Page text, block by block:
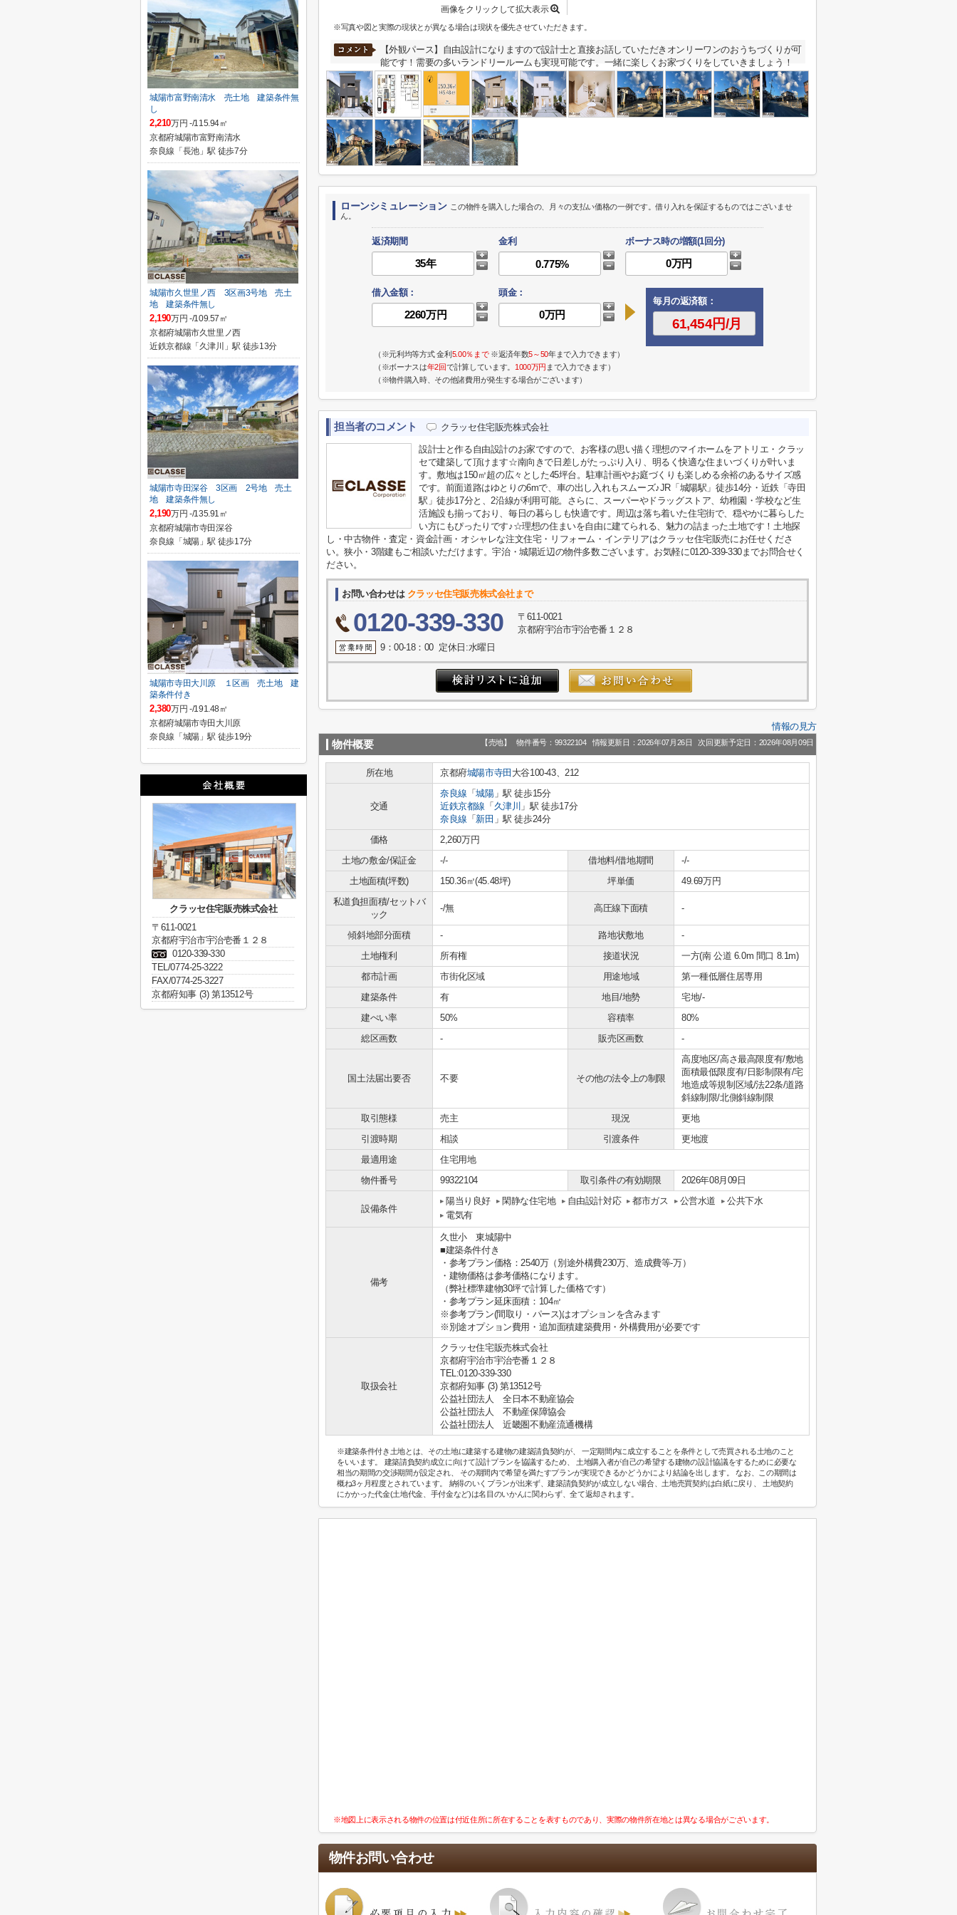
画像をクリックして拡大表示
※写真や図と実際の現状とが異なる場合は現状を優先させていただきます。
【外観パース】自由設計になりますので設計士と直接お話していただきオンリーワンのおうちづくりが可
能です！需要の多いランドリールームも実現可能です。一緒に楽しくお家づくりをしていきましょう！
ローンシミュレーション この物件を購入した場合の、月々の支払い価格の一例です。借り入れを保証するものではございませ
ん。
返済期間 金利 ボーナス時の増額(1回分)
借入金額：
頭金：
毎月の返済額：
（※元利均等方式 金利5.00％まで※返済年数5～50年まで入力できます）
（※ボーナスは年2回で計算しています。 1000万円 まで入力できます）
（※物件購入時、その他諸費用が発生する場合がございます）
担当者のコメント クラッセ住宅販売株式会社
設計士と作る自由設計のお家ですので、お客様の思い描く理想のマイホームをアトリエ・クラッ
セで建築して頂けます☆南向きで日差しがたっぷり入り、明るく快適な住まいづくりが叶いま
す。敷地は150㎡超の広々とした45坪台。駐車計画やお庭づくりも楽しめる余裕のあるサイズ感
です。前面道路はゆとりの6mで、車の出し入れもスムーズ♪JR「城陽駅」徒歩14分・近鉄「寺田
駅」徒歩17分と、2沿線が利用可能。さらに、スーパーやドラッグストア、幼稚園・学校など生
活施設も揃っており、毎日の暮らしも快適です。周辺は落ち着いた住宅街で、穏やかに暮らした
い方にもぴったりです♪☆理想の住まいを自由に建てられる、魅力の詰まった土地です！土地探
し・中古物件・査定・資金計画・オシャレな注文住宅・リフォーム・インテリアはクラッセ住宅販売にお任せくださ
い。狭小・3階建もご相談いただけます。宇治・城陽近辺の物件多数ございます。お気軽に0120-339-330までお問合せく
ださい。
お問い合わせは クラッセ住宅販売株式会社まで
0120-339-330
〒611-0021
京都府宇治市宇治壱番１２８
9：00-18：00 定休日:水曜日
情報の見方
物件概要 【売地】 物件番号：99322104 情報更新日：2026年07月26日 次回更新予定日：2026年08月09日
所在地 京都府城陽市寺田 大谷100-43、212
交通
奈良線 「城陽」駅 徒歩15分
近鉄京都線 「 久津川 」駅 徒歩17分
奈良線 「 新田 」駅 徒歩24分
価格
2,260万円
土地の敷金/保証金
-/- 借地料/借地期間
-/-
土地面積(坪数)
150.36㎡(45.48坪) 坪単価
49.69万円
私道負担面積/セットバ
ック
-/無 高圧線下面積 -
傾斜地部分面積 - 路地状敷地
-
土地権利
所有権 接道状況
一方(南 公道 6.0m 間口 8.1m)
都市計画
市街化区域 用途地域
第一種低層住居専用
建築条件
有 地目/地勢
宅地/-
建ぺい率
50% 容積率
80%
総区画数
- 販売区画数 -
国土法届出要否 不要 その他の法令上の制限
高度地区/高さ最高限度有/敷地
面積最低限度有/日影制限有/宅
地造成等規制区域/法22条/道路
斜線制限/北側斜線制限
取引態様
売主 現況
更地
引渡時期
相談 引渡条件
更地渡
最適用途
住宅用地
物件番号
99322104 取引条件の有効期限 2026年08月09日
設備条件
陽当り良好 閑静な住宅地 自由設計対応 都市ガス 公営水道
公共下水
電気有
備考
久世小 東城陽中
■建築条件付き
・参考プラン価格：2540万（別途外構費230万、造成費等-万）
・建物価格は参考価格になります。
（弊社標準建物30坪で計算した価格です）
・参考プラン延床面積：104㎡
※参考プラン(間取り・パース)はオプションを含みます
※別途オプション費用・追加面積建築費用・外構費用が必要です
取扱会社
クラッセ住宅販売株式会社
京都府宇治市宇治壱番１２８
TEL:0120-339-330
京都府知事 (3) 第13512号
公益社団法人 全日本不動産協会
公益社団法人 不動産保障協会
公益社団法人 近畿圏不動産流通機構
※建築条件付き土地とは、その土地に建築する建物の建築請負契約が、 一定期間内に成立することを条件として売買される土地のこと
をいいます。 建築請負契約成立に向けて設計プランを協議するため、 土地購入者が自己の希望する建物の設計協議をするために必要な
相当の期間の交渉期間が設定され、 その期間内で希望を満たすプランが実現できるかどうかにより結論を出します。 なお、この期間は
概ね3ヶ月程度とされています。 納得のいくプランが出来ず、建築請負契約が成立しない場合、土地売買契約は白紙に戻り、 土地契約
にかかった代金(土地代金、手付金など)は名目のいかんに関わらず、全て返却されます。
※地図上に表示される物件の位置は付近住所に所在することを表すものであり、実際の物件所在地とは異なる場合がございます。
物件お問い合わせ
城陽市富野南清水 売土地 建築条件無
し
2,210万円 -/115.94㎡
京都府城陽市富野南清水
奈良線「長池」駅 徒歩7分
城陽市久世里ノ西 3区画3号地 売土
地 建築条件無し
2,190万円 -/109.57㎡
京都府城陽市久世里ノ西
近鉄京都線「久津川」駅 徒歩13分
城陽市寺田深谷 3区画 2号地 売土
地 建築条件無し
2,190万円 -/135.91㎡
京都府城陽市寺田深谷
奈良線「城陽」駅 徒歩17分
城陽市寺田大川原 １区画 売土地 建
築条件付き
2,380万円 -/191.48㎡
京都府城陽市寺田大川原
奈良線「城陽」駅 徒歩19分
クラッセ住宅販売株式会社
〒611-0021
京都府宇治市宇治壱番１２８
0120-339-330
TEL/0774-25-3222
FAX/0774-25-3227
京都府知事 (3) 第13512号